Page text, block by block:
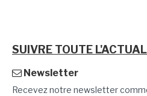
SUIVRE TOUTE
Newsletter
Recevez notre newsletter